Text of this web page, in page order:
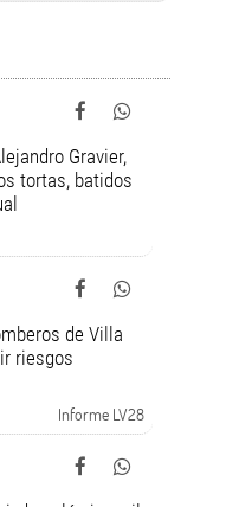
Gravier,
tortas, batidos
de Villa
riesgos
Informe LV28